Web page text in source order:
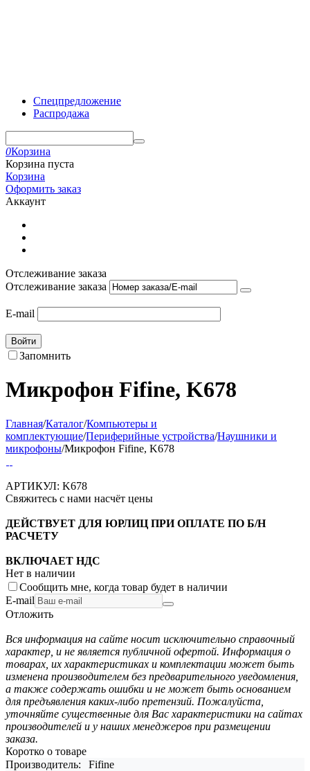
Спецпредложение
Распродажа
0Корзина
Корзина пуста
Корзина
Оформить заказ
Аккаунт
Отслеживание заказа
Отслеживание заказа
E-mail
Войти
Запомнить
Микрофон Fifine, K678
Главная/Каталог/Компьютеры и
комплектующие/Периферийные устройства/Наушники и
микрофоны/Микрофон Fifine, K678
АРТИКУЛ: K678
Свяжитесь с нами насчёт цены
ДЕЙСТВУЕТ ДЛЯ ЮРЛИЦ ПРИ ОПЛАТЕ ПО Б/Н
РАСЧЕТУ
ВКЛЮЧАЕТ НДС
Нет в наличии
Сообщить мне, когда товар будет в наличии
E-mail
Отложить
Вся информация на сайте носит исключительно справочный
характер, и не является публичной офертой. Информация о
товарах, их характеристиках и комплектации может быть
изменена производителем без предварительного уведомления,
а также содержать ошибки и не может быть основанием
для предъявления каких-либо претензий. Пожалуйста,
уточняйте существенные для Вас характеристики на сайтах
производителей и у наших менеджеров при размещении
заказа.
Коротко о товаре
Производитель:
Fifine